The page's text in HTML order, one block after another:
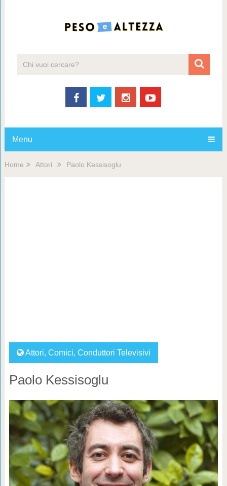
Menu
Home Attori Paolo Kessisoglu
Attori, Comici, Conduttori Televisivi
Paolo Kessisoglu